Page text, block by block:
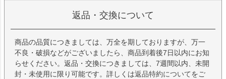
返品・交換について
商品の品質につきましては、万全を期しておりますが、万一
不良・破損などがございましたら、商品到着後7日以内にお知
らせください。返品・交換につきましては、7週間以内、未開
封・未使用に限り可能です。詳しくは返品特約についてをご